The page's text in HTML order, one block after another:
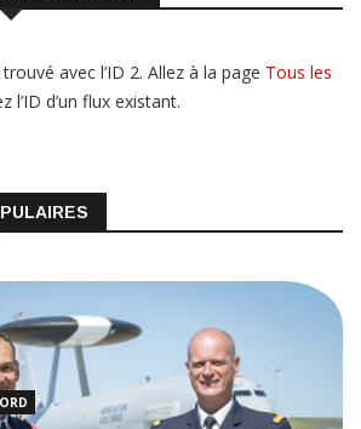
avec l’ID 2. Allez à la page Tous les
l’ID d’un flux existant.